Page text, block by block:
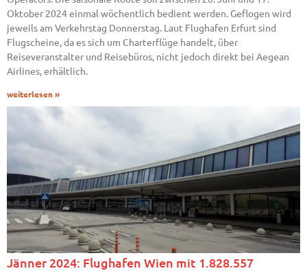
Oktober 2024 einmal wöchentlich bedient werden. Geflogen wird
jeweils am Verkehrstag Donnerstag. Laut Flughafen Erfurt sind
Flugscheine, da es sich um Charterflüge handelt, über
Reiseveranstalter und Reisebüros, nicht jedoch direkt bei Aegean
Airlines, erhältlich.
weiterlesen »
Jänner 2024: Flughafen Wien mit 1.828.557